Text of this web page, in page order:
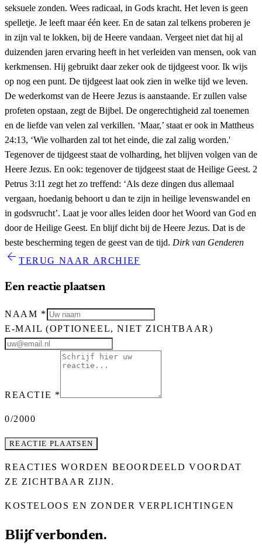
seksuele zonden. Wees radicaal, in Gods kracht. Het leven is geen
spelletje. Je leeft maar één keer. En de satan zal telkens proberen je
in zijn val te lokken, bij de Heere vandaan. Vergeet niet dat hij al
duizenden jaren ervaring heeft in het verleiden van mensen, ook van
kerkmensen. Hij gebruikt daar zeker ook de tijdgeest voor. Ik wijs
op nog een punt. De tijdgeest laat ook zien in welke tijd we leven.
De wederkomst van de Heere Jezus is aanstaande. Er zullen valse
profeten opstaan, zegt de Bijbel. De ongerechtigheid zal toenemen
en de liefde van velen zal verkillen. ‘Maar,’ staat er ook in Mattheus
24:13, ‘Wie volharden zal tot het einde, die zal zalig worden.'
Tegenover de tijdgeest staat de volharding, het blijven volgen van de
Heere Jezus. En ook: tegenover de tijdgeest staat de Heilige Geest. 2
Petrus 3:11 zegt het zo treffend: ‘Als deze dingen dus allemaal
vergaan, hoedanig behoort u dan te zijn in heilige levenswandel en
in godsvrucht’. Laat je voor alles leiden door het Woord van God en
door de Heilige Geest. En blijf dicht bij de Heere Jezus. Dat is de
beste bescherming tegen de geest van de tijd. Dirk van Genderen
arrow_back TERUG NAAR ARCHIEF
Een reactie plaatsen
NAAM *
E-MAIL(OPTIONEEL, NIET ZICHTBAAR)
REACTIE *
0/2000
REACTIE PLAATSEN
REACTIES WORDEN BEOORDEELD VOORDAT
ZE ZICHTBAAR ZIJN.
KOSTELOOS EN ZONDER VERPLICHTINGEN
Blijf verbonden.